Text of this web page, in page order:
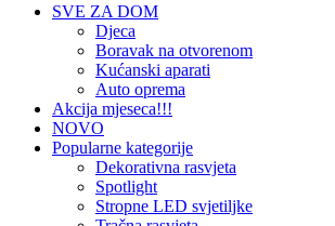
SVE ZA DOM
Djeca
Boravak na otvorenom
Kućanski aparati
Auto oprema
Akcija mjeseca!!!
NOVO
Popularne kategorije
Dekorativna rasvjeta
Spotlight
Stropne LED svjetiljke